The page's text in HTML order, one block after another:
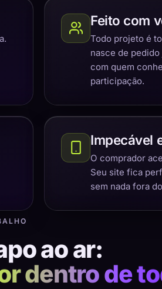
Feito com
Todo projeto é
nasce de
com quem
participação.
Impecável
O comprador
Seu site fica
sem nada fora
ao ar:
dentro de